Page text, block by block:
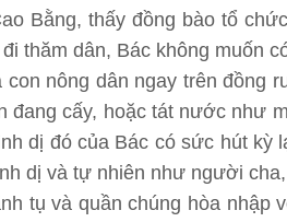
Bằng, thấy đồng bào tổ
thăm dân, Bác không muốn
nông dân ngay trên đồng
đang cấy, hoặc tát nước như
dị đó của Bác có sức hút kỳ
dị và tự nhiên như người
tụ và quần chúng hòa nhập